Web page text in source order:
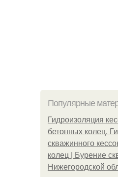
Популярные
Гидроизоляция
бетонных колец.
скважинного
колец | Бурение
Нижегородской